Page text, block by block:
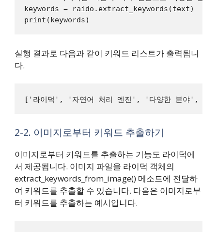
keywords = raido.extract_keywords(text)
실행 결과로 다음과 같이 키워드 리스트가 출력됩니
다.
2-2. 이미지로부터 키워드 추출하기
이미지로부터 키워드를 추출하는 기능도 라이덕에
서 제공됩니다. 이미지 파일을 라이덕 객체의
extract_keywords_from_image() 메소드에 전달하
여 키워드를 추출할 수 있습니다. 다음은 이미지로부
터 키워드를 추출하는 예시입니다.